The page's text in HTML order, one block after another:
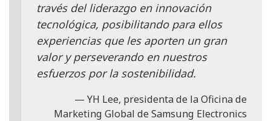
través del liderazgo en innovación
tecnológica, posibilitando para ellos
experiencias que les aporten un gran
valor y perseverando en nuestros
esfuerzos por la sostenibilidad.
YH Lee, presidenta de la Oficina de
Marketing Global de Samsung Electronics